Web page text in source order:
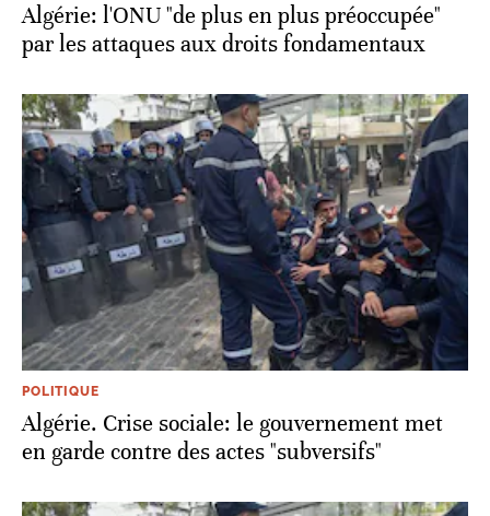
Algérie: l'ONU "de plus en plus préoccupée"
par les attaques aux droits fondamentaux
POLITIQUE
Algérie. Crise sociale: le gouvernement met
en garde contre des actes "subversifs"